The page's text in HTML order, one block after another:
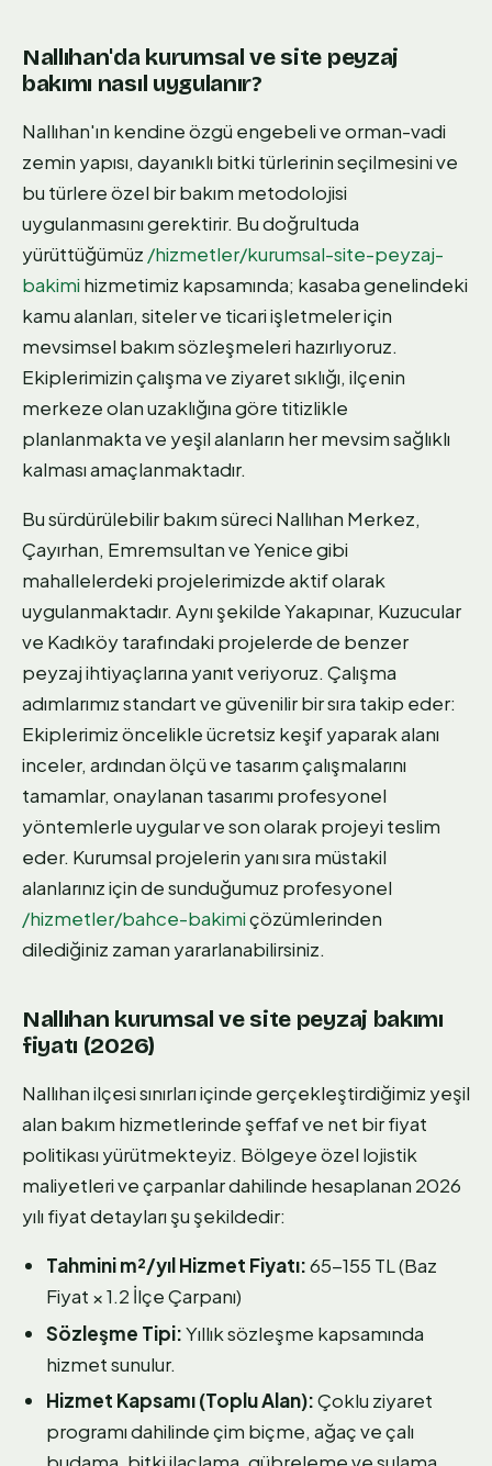
Nallıhan'da kurumsal ve site peyzaj
bakımı nasıl uygulanır?
Nallıhan'ın kendine özgü engebeli ve orman-vadi
zemin yapısı, dayanıklı bitki türlerinin seçilmesini ve
bu türlere özel bir bakım metodolojisi
uygulanmasını gerektirir. Bu doğrultuda
yürüttüğümüz /hizmetler/kurumsal-site-peyzaj-
bakimi hizmetimiz kapsamında; kasaba genelindeki
kamu alanları, siteler ve ticari işletmeler için
mevsimsel bakım sözleşmeleri hazırlıyoruz.
Ekiplerimizin çalışma ve ziyaret sıklığı, ilçenin
merkeze olan uzaklığına göre titizlikle
planlanmakta ve yeşil alanların her mevsim sağlıklı
kalması amaçlanmaktadır.
Bu sürdürülebilir bakım süreci Nallıhan Merkez,
Çayırhan, Emremsultan ve Yenice gibi
mahallelerdeki projelerimizde aktif olarak
uygulanmaktadır. Aynı şekilde Yakapınar, Kuzucular
ve Kadıköy tarafındaki projelerde de benzer
peyzaj ihtiyaçlarına yanıt veriyoruz. Çalışma
adımlarımız standart ve güvenilir bir sıra takip eder:
Ekiplerimiz öncelikle ücretsiz keşif yaparak alanı
inceler, ardından ölçü ve tasarım çalışmalarını
tamamlar, onaylanan tasarımı profesyonel
yöntemlerle uygular ve son olarak projeyi teslim
eder. Kurumsal projelerin yanı sıra müstakil
alanlarınız için de sunduğumuz profesyonel
/hizmetler/bahce-bakimiçözümlerinden
dilediğiniz zaman yararlanabilirsiniz.
Nallıhan kurumsal ve site peyzaj bakımı
fiyatı (2026)
Nallıhan ilçesi sınırları içinde gerçekleştirdiğimiz yeşil
alan bakım hizmetlerinde şeffaf ve net bir fiyat
politikası yürütmekteyiz. Bölgeye özel lojistik
maliyetleri ve çarpanlar dahilinde hesaplanan 2026
yılı fiyat detayları şu şekildedir:
Tahmini m²/yıl Hizmet Fiyatı:65-155 TL (Baz
Fiyat × 1.2 İlçe Çarpanı)
Sözleşme Tipi:Yıllık sözleşme kapsamında
hizmet sunulur.
Hizmet Kapsamı (Toplu Alan):Çoklu ziyaret
programı dahilinde çim biçme, ağaç ve çalı